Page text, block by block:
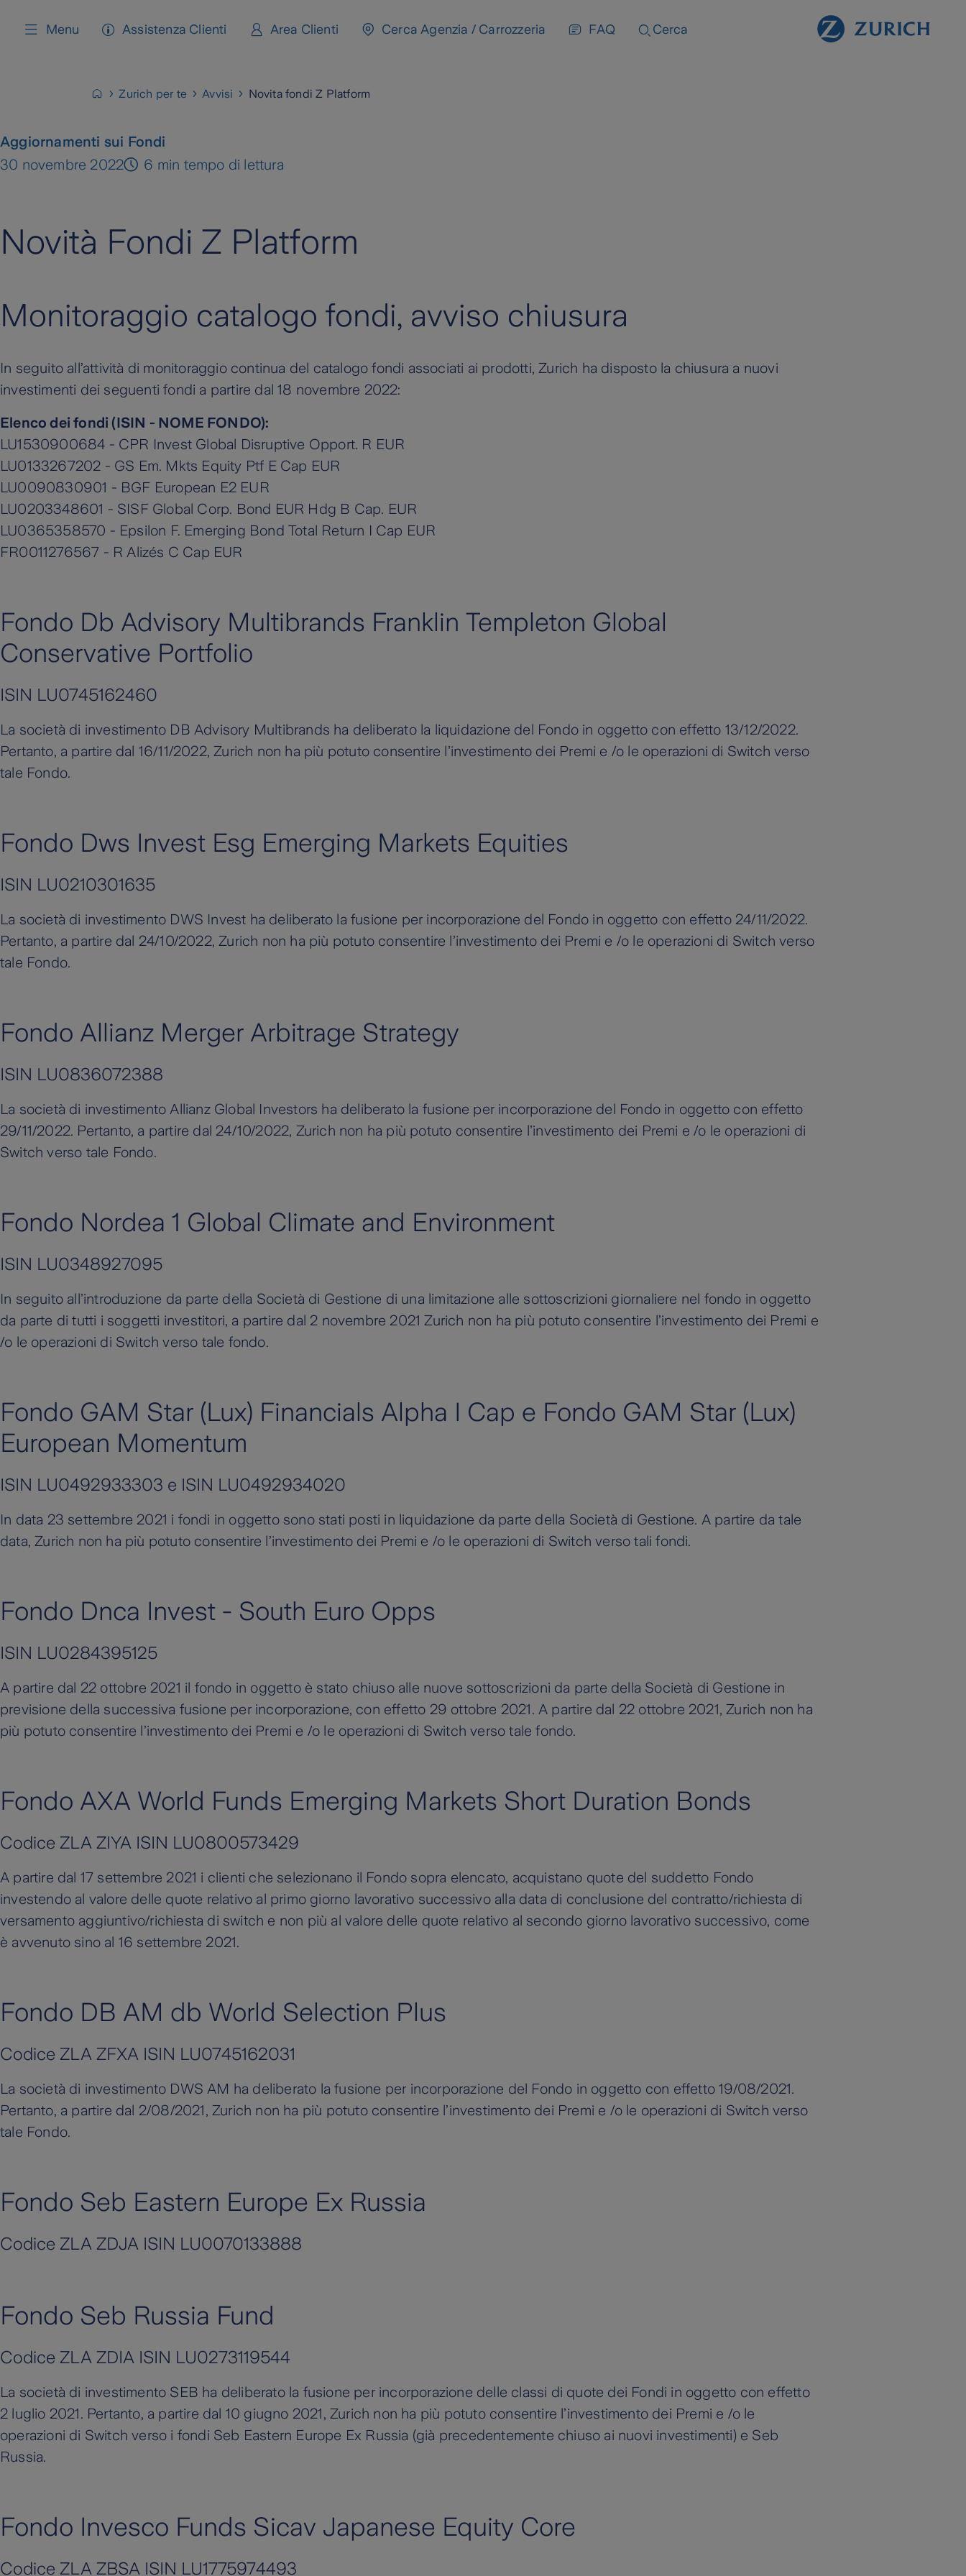
Menu Assistenza Clienti Area Clienti Cerca Agenzia / Carrozzeria FAQ Cerca
Zurich per te Avvisi Novita fondi Z Platform
Aggiornamenti sui Fondi
30 novembre 2022
6 min tempo di lettura
Novità Fondi Z Platform
Monitoraggio catalogo fondi, avviso chiusura
In seguito all’attività di monitoraggio continua del catalogo fondi associati ai prodotti, Zurich ha disposto la chiusura a nuovi
investimenti dei seguenti fondi a partire dal 18 novembre 2022:
Elenco dei fondi (ISIN - NOME FONDO):
LU1530900684 - CPR Invest Global Disruptive Opport. R EUR
LU0133267202 - GS Em. Mkts Equity Ptf E Cap EUR
LU0090830901 - BGF European E2 EUR
LU0203348601 - SISF Global Corp. Bond EUR Hdg B Cap. EUR
LU0365358570 - Epsilon F. Emerging Bond Total Return I Cap EUR
FR0011276567 - R Alizés C Cap EUR
Fondo Db Advisory Multibrands Franklin Templeton Global
Conservative Portfolio
ISIN LU0745162460
La società di investimento DB Advisory Multibrands ha deliberato la liquidazione del Fondo in oggetto con effetto 13/12/2022.
Pertanto, a partire dal 16/11/2022, Zurich non ha più potuto consentire l’investimento dei Premi e /o le operazioni di Switch verso
tale Fondo.
Fondo Dws Invest Esg Emerging Markets Equities
ISIN LU0210301635
La società di investimento DWS Invest ha deliberato la fusione per incorporazione del Fondo in oggetto con effetto 24/11/2022.
Pertanto, a partire dal 24/10/2022, Zurich non ha più potuto consentire l’investimento dei Premi e /o le operazioni di Switch verso
tale Fondo.
Fondo Allianz Merger Arbitrage Strategy
ISIN LU0836072388
La società di investimento Allianz Global Investors ha deliberato la fusione per incorporazione del Fondo in oggetto con effetto
29/11/2022. Pertanto, a partire dal 24/10/2022, Zurich non ha più potuto consentire l’investimento dei Premi e /o le operazioni di
Switch verso tale Fondo.
Fondo Nordea 1 Global Climate and Environment
ISIN LU0348927095
In seguito all’introduzione da parte della Società di Gestione di una limitazione alle sottoscrizioni giornaliere nel fondo in oggetto
da parte di tutti i soggetti investitori, a partire dal 2 novembre 2021 Zurich non ha più potuto consentire l’investimento dei Premi e
/o le operazioni di Switch verso tale fondo.
Fondo GAM Star (Lux) Financials Alpha I Cap e Fondo GAM Star (Lux)
European Momentum
ISIN LU0492933303 e ISIN LU0492934020
In data 23 settembre 2021 i fondi in oggetto sono stati posti in liquidazione da parte della Società di Gestione. A partire da tale
data, Zurich non ha più potuto consentire l’investimento dei Premi e /o le operazioni di Switch verso tali fondi.
Fondo Dnca Invest - South Euro Opps
ISIN LU0284395125
A partire dal 22 ottobre 2021 il fondo in oggetto è stato chiuso alle nuove sottoscrizioni da parte della Società di Gestione in
previsione della successiva fusione per incorporazione, con effetto 29 ottobre 2021. A partire dal 22 ottobre 2021, Zurich non ha
più potuto consentire l’investimento dei Premi e /o le operazioni di Switch verso tale fondo.
Fondo AXA World Funds Emerging Markets Short Duration Bonds
Codice ZLA ZIYA ISIN LU0800573429
A partire dal 17 settembre 2021 i clienti che selezionano il Fondo sopra elencato, acquistano quote del suddetto Fondo
investendo al valore delle quote relativo al primo giorno lavorativo successivo alla data di conclusione del contratto/richiesta di
versamento aggiuntivo/richiesta di switch e non più al valore delle quote relativo al secondo giorno lavorativo successivo, come
è avvenuto sino al 16 settembre 2021.
Fondo DB AM db World Selection Plus
Codice ZLA ZFXA ISIN LU0745162031
La società di investimento DWS AM ha deliberato la fusione per incorporazione del Fondo in oggetto con effetto 19/08/2021.
Pertanto, a partire dal 2/08/2021, Zurich non ha più potuto consentire l’investimento dei Premi e /o le operazioni di Switch verso
tale Fondo.
Fondo Seb Eastern Europe Ex Russia
Codice ZLA ZDJA ISIN LU0070133888
Fondo Seb Russia Fund
Codice ZLA ZDIA ISIN LU0273119544
La società di investimento SEB ha deliberato la fusione per incorporazione delle classi di quote dei Fondi in oggetto con effetto
2 luglio 2021. Pertanto, a partire dal 10 giugno 2021, Zurich non ha più potuto consentire l’investimento dei Premi e /o le
operazioni di Switch verso i fondi Seb Eastern Europe Ex Russia (già precedentemente chiuso ai nuovi investimenti) e Seb
Russia.
Fondo Invesco Funds Sicav Japanese Equity Core
Codice ZLA ZBSA ISIN LU1775974493